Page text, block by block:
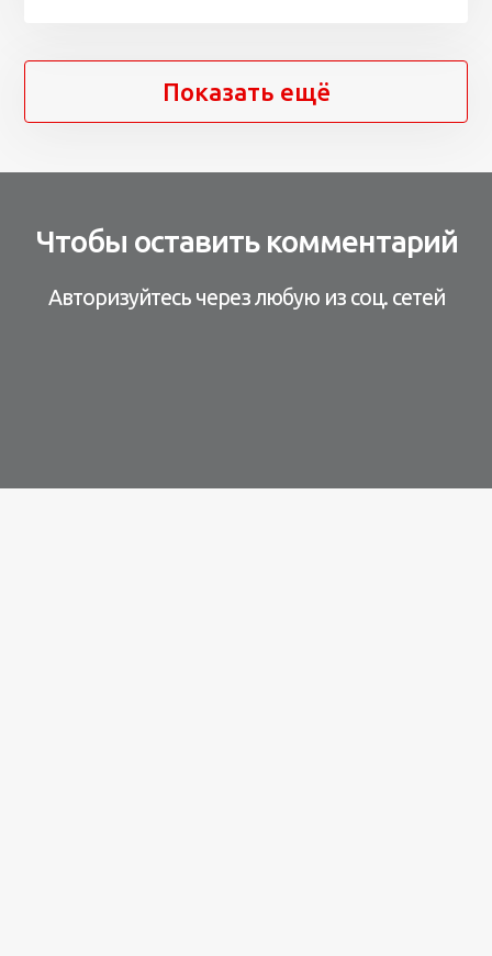
Показать ещё
Чтобы оставить комментарий
Авторизуйтесь через любую из соц. сетей